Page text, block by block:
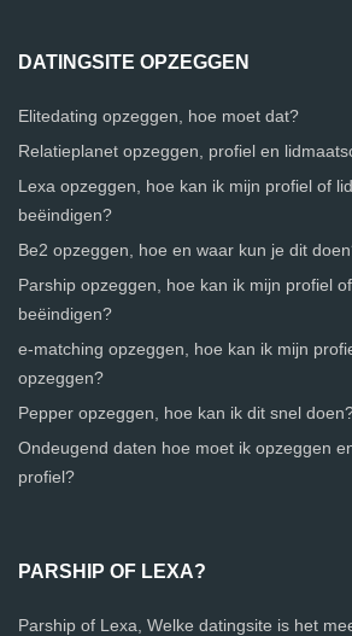
DATINGSITE OPZEGGEN
Elitedating opzeggen, hoe moet dat?
Relatieplanet opzeggen, profiel en
Lexa opzeggen, hoe kan ik mijn profiel of
beëindigen?
Be2 opzeggen, hoe en waar kun je dit
Parship opzeggen, hoe kan ik mijn profiel
beëindigen?
e-matching opzeggen, hoe kan ik mijn
opzeggen?
Pepper opzeggen, hoe kan ik dit snel
Ondeugend daten hoe moet ik opzeggen
profiel?
PARSHIP OF LEXA?
Parship of Lexa, Welke datingsite is het